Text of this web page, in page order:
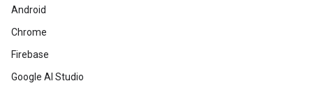
Android
Chrome
Firebase
Google AI Studio